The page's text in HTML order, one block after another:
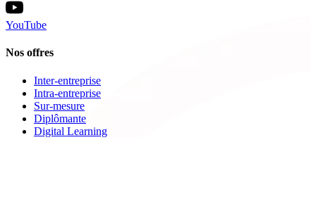
YouTube
Nos offres
Inter-entreprise
Intra-entreprise
Sur-mesure
Diplômante
Digital Learning